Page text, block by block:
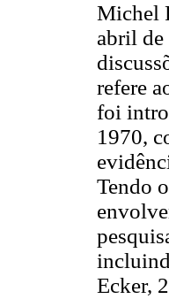
Michel
abril de
refere
foi
1970,
Tendo
Ecker,